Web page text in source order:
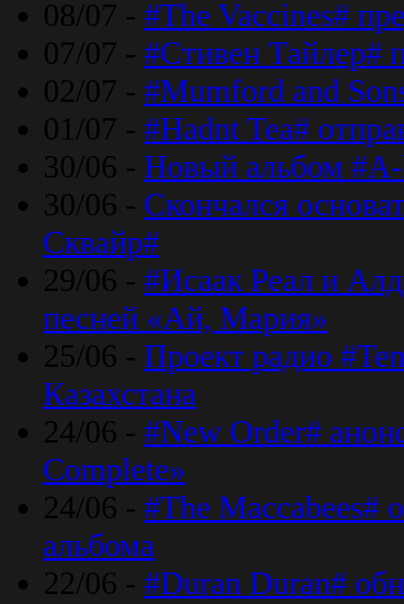
08/07 - #The Vaccines#
07/07 - #Стивен Тайлер#
02/07 - #Mumford and
01/07 - #Hadnt Tea#
30/06 - Новый альбом #A-
30/06 - Скончался
Сквайр#
29/06 - #Исаак Реал и
песней «Ай, Мария»
25/06 - Проект радио
Казахстана
24/06 - #New Order#
Complete»
24/06 - #The Maccabees#
альбома
22/06 - #Duran Duran#